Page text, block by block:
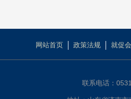
网站首页 政策法规 就促
联系电话：